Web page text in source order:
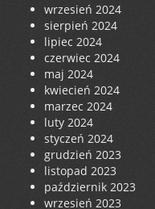
wrzesień 2024
sierpień 2024
lipiec 2024
czerwiec 2024
maj 2024
kwiecień 2024
marzec 2024
luty 2024
styczeń 2024
grudzień 2023
listopad 2023
październik 2023
wrzesień 2023